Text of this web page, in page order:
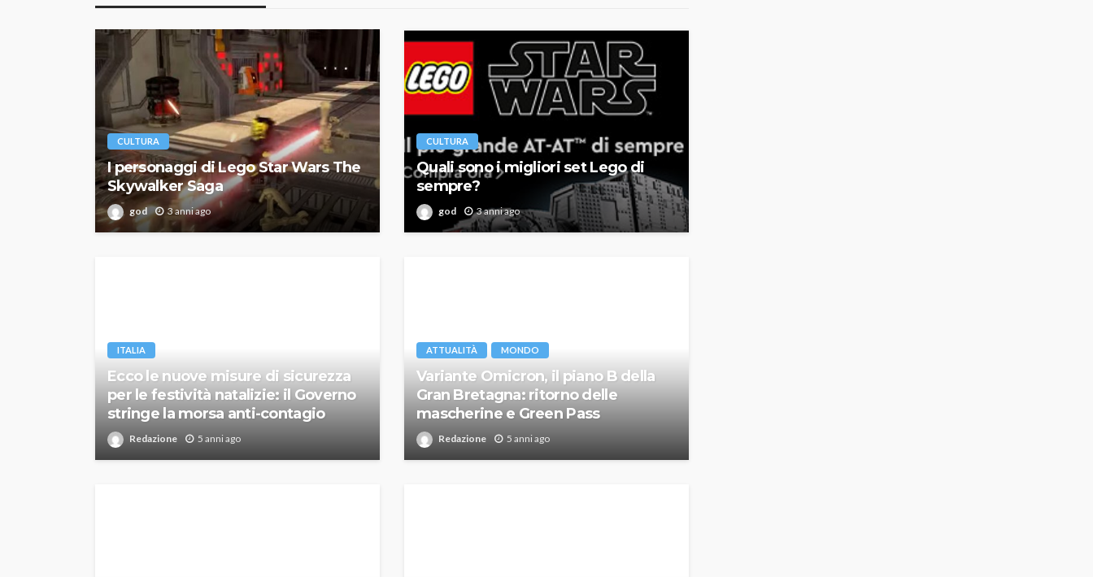
CULTURA
I personaggi di Lego Star Wars The
Skywalker Saga
god 3 anni ago
CULTURA
Quali sono i migliori set Lego di
sempre?
god 3 anni ago
ITALIA
Ecco le nuove misure di sicurezza
per le festività natalizie: il Governo
stringe la morsa anti-contagio
Redazione 5 anni ago
ATTUALITÀ MONDO
Variante Omicron, il piano B della
Gran Bretagna: ritorno delle
mascherine e Green Pass
Redazione 5 anni ago